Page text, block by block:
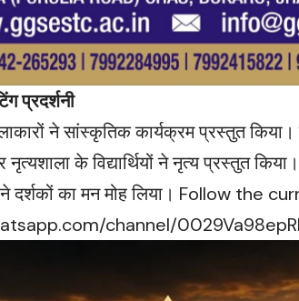
प्रदर्शनी
ने सांस्कृतिक कार्यक्रम प्रस्तुत
के विद्यार्थियों ने नृत्य प्रस्तुत
दर्शकों का मन मोह लिया। Follow the
channel/